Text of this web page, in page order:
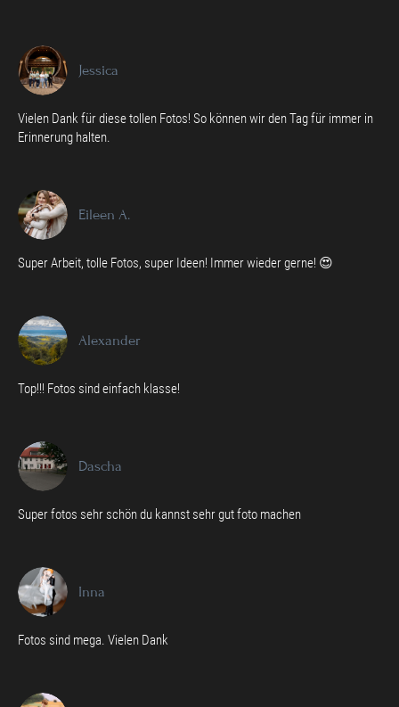
Jessica
Vielen Dank für diese tollen Fotos! So können wir den Tag für immer in
Erinnerung halten.
Eileen A.
Super Arbeit, tolle Fotos, super Ideen! Immer wieder gerne! 😍
Alexander
Top!!! Fotos sind einfach klasse!
Dascha
Super fotos sehr schön du kannst sehr gut foto machen
Inna
Fotos sind mega. Vielen Dank